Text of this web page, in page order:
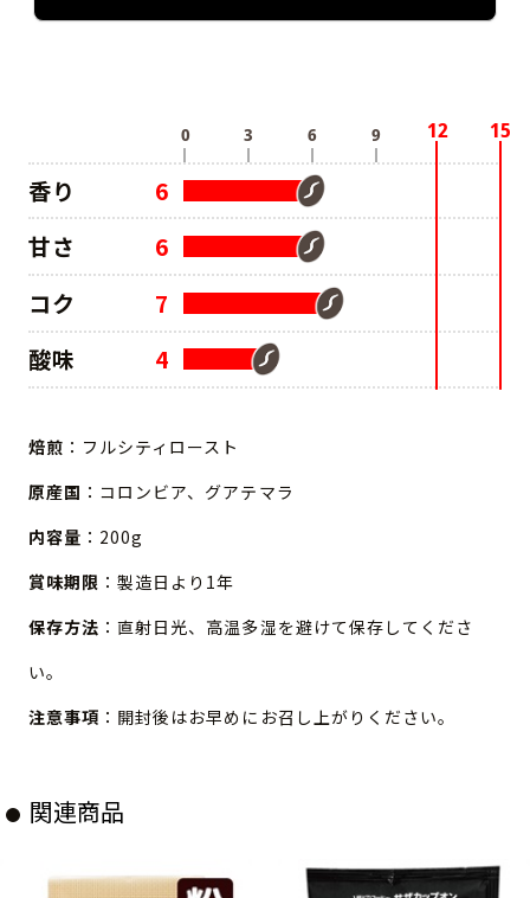
香り
6
甘さ
6
コク
7
酸味
4
焙煎 ：フルシティロースト
原産国 ：コロンビア、グアテマラ
内容量 ：200g
賞味期限 ：製造日より1年
保存方法 ：直射日光、高温多湿を避けて保存してくださ
い。
注意事項 ：開封後はお早めにお召し上がりください。
関連商品